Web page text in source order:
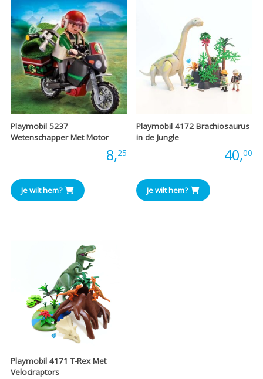
Playmobil 5237
Wetenschapper Met Motor
8,25
Je wilt hem?
Playmobil 4172 Brachiosaurus
in de Jungle
40,00
Je wilt hem?
Playmobil 4171 T-Rex Met
Velociraptors